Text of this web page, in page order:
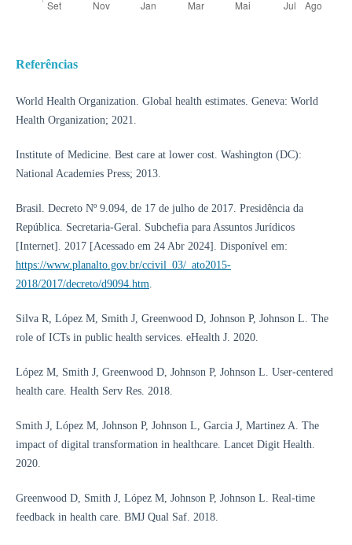
Referências
World Health Organization. Global health estimates. Geneva: World
Health Organization; 2021.
Institute of Medicine. Best care at lower cost. Washington (DC):
National Academies Press; 2013.
Brasil. Decreto Nº 9.094, de 17 de julho de 2017. Presidência da
República. Secretaria-Geral. Subchefia para Assuntos Jurídicos
[Internet]. 2017 [Acessado em 24 Abr 2024]. Disponível em:
https://www.planalto.gov.br/ccivil_03/_ato2015-
2018/2017/decreto/d9094.htm.
Silva R, López M, Smith J, Greenwood D, Johnson P, Johnson L. The
role of ICTs in public health services. eHealth J. 2020.
López M, Smith J, Greenwood D, Johnson P, Johnson L. User-centered
health care. Health Serv Res. 2018.
Smith J, López M, Johnson P, Johnson L, Garcia J, Martinez A. The
impact of digital transformation in healthcare. Lancet Digit Health.
2020.
Greenwood D, Smith J, López M, Johnson P, Johnson L. Real-time
feedback in health care. BMJ Qual Saf. 2018.